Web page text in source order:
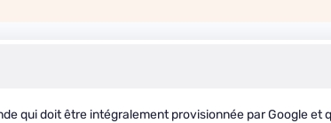
qui doit être intégralement provisionnée par Google et